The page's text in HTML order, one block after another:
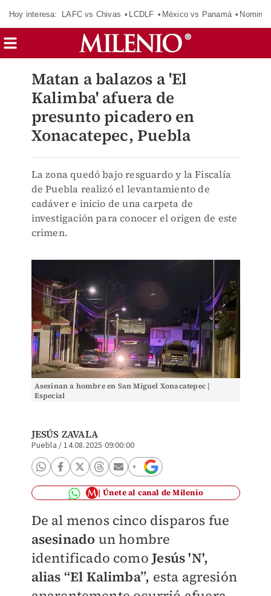
Hoy interesa: LAFC vs Chivas LCDLF México vs Panamá
Matan a balazos a 'El
Kalimba' afuera de
presunto picadero en
Xonacatepec, Puebla
La zona quedó bajo resguardo y la Fiscalía
de Puebla realizó el levantamiento de
cadáver e inicio de una carpeta de
investigación para conocer el origen de este
crimen.
Asesinan a hombre en San Miguel Xonacatepec |
Especial
JESÚS ZAVALA
Puebla /14.08.2025 09:00:00
Únete al canal de Milenio
De al menos cinco disparos fue
asesinado un hombre
identificado como Jesús 'N',
alias “El Kalimba”, esta agresión